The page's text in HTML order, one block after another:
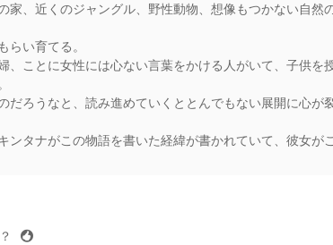
家、近くのジャングル、野性動物、想像もつかない自然
らい育てる。
、ことに女性には心ない言葉をかける人がいて、子供
だろうなと、読み進めていくととんでもない展開に心が
ンタナがこの物語を書いた経緯が書かれていて、彼女が